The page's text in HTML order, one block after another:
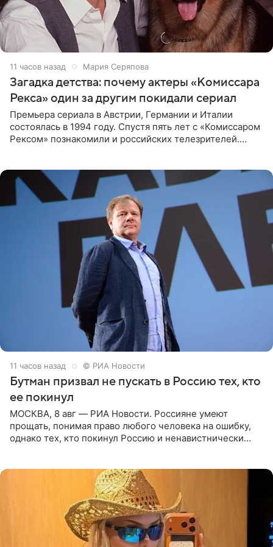
11 часов назад Мария Серяпова
Загадка детства: почему актеры «Комиссара
Рекса» один за другим покидали сериал
Премьера сериала в Австрии, Германии и Италии
состоялась в 1994 году. Спустя пять лет с «Комиссаром
Рексом» познакомили и российских телезрителей.
11 часов назад © РИА Новости
Бутман призвал не пускать в Россию тех, кто
ее покинул
МОСКВА, 8 авг — РИА Новости. Россияне умеют
прощать, понимая право любого человека на ошибку,
однако тех, кто покинул Россию и ненавистнически